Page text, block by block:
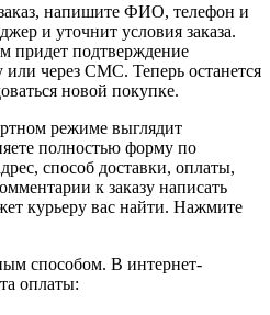
напишите ФИО, телефон и
и уточнит условия заказа.
придет подтверждение
или через СМС. Теперь останется
новой покупке.
режиме выглядит
полностью форму по
способ доставки, оплаты,
к заказу написать
курьеру вас найти. Нажмите
способом. В интернет-
оплаты: